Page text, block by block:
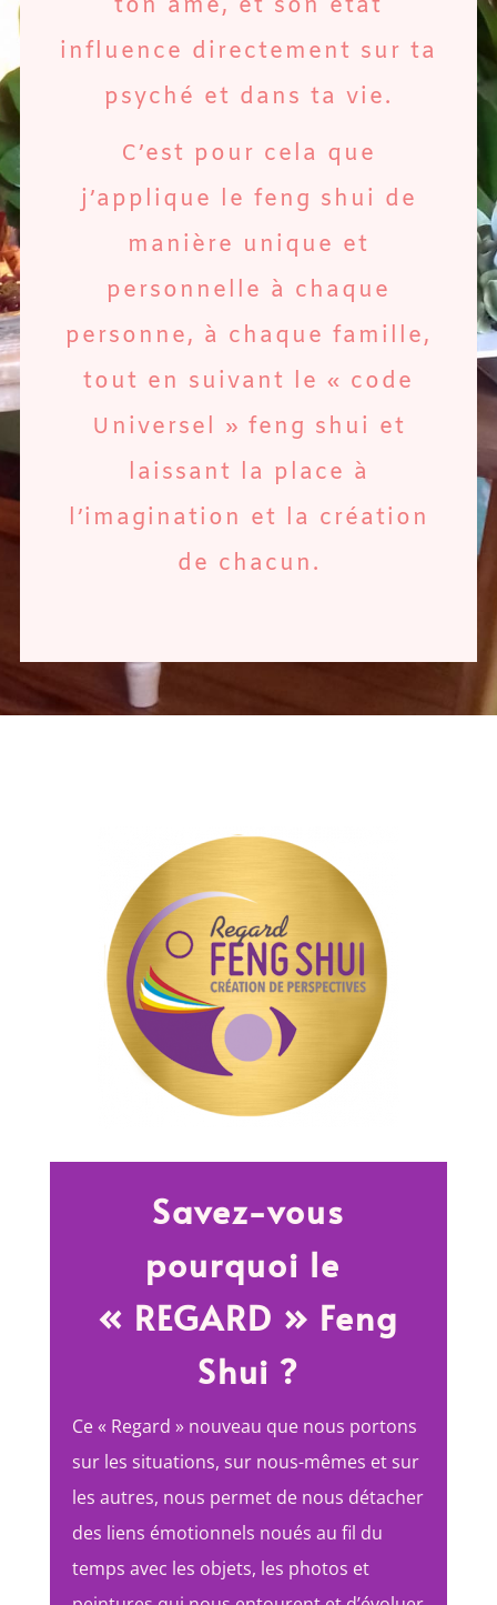
ton âme, et son état
influence directement sur ta
psyché et dans ta vie.
C’est pour cela que
j’applique le feng shui de
manière unique et
personnelle à chaque
personne, à chaque famille,
tout en suivant le « code
Universel » feng shui et
laissant la place à
l’imagination et la création
de chacun.
Savez-vous
pourquoi le
« REGARD » Feng
Shui ?
Ce « Regard » nouveau que nous portons
sur les situations, sur nous-mêmes et sur
les autres, nous permet de nous détacher
des liens émotionnels noués au fil du
temps avec les objets, les photos et